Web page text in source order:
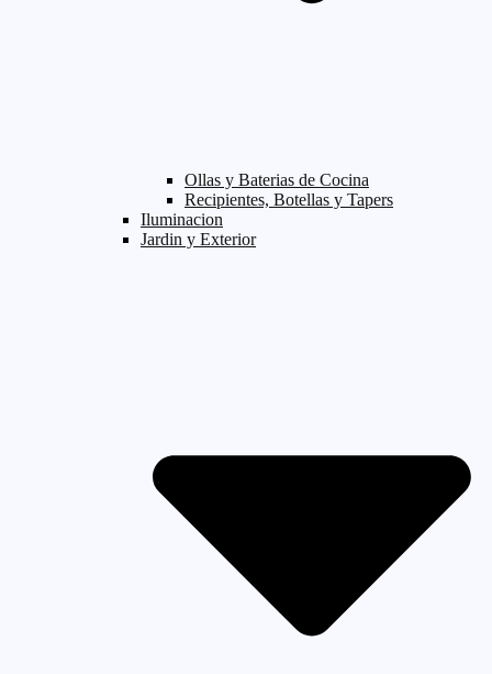
Ollas y Baterias de Cocina
Recipientes, Botellas y Tapers
Iluminacion
Jardin y Exterior